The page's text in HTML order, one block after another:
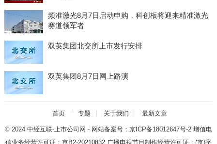
频准激光8月7日启动申购，科创板将迎来精准激光
赛道领军者
双英集团北交所上市发行安排
双英集团8月7日网上路演
首页 专题 关于我们 最新文章
© 2024 中经互联-上市公司网 - 网站备案号： 京ICP备18012647号-2增值电
信业务经营许可证： 京B2-20210832广播电视节目制作经营许可证： (京)字